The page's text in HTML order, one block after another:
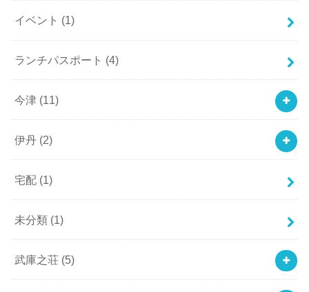
イベント (1)
ランチパスポート (4)
今津 (11)
伊丹 (2)
宅配 (1)
未分類 (1)
武庫之荘 (5)